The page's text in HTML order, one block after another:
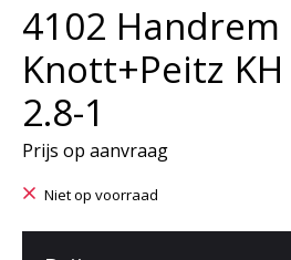
4102 Handrem
Knott+Peitz KH
2.8-1
Prijs op aanvraag
Niet op voorraad